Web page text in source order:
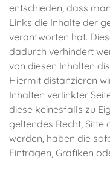
entschieden, dass
Links die Inhalte der
verantworten hat.
dadurch verhindert
von diesen Inhalten
Hiermit distanzieren
Inhalten verlinkter
diese keinesfalls zu
geltendes Recht, Sitte
werden, haben die
Einträgen, Grafiken